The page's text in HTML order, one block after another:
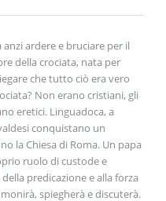
ardere e bruciare per il
della crociata, nata per
che tutto ciò era vero
Non erano cristiani, gli
eretici. Linguadoca, a
conquistano un
la Chiesa di Roma. Un papa
ruolo di custode e
predicazione e alla forza
spiegherà e discuterà.